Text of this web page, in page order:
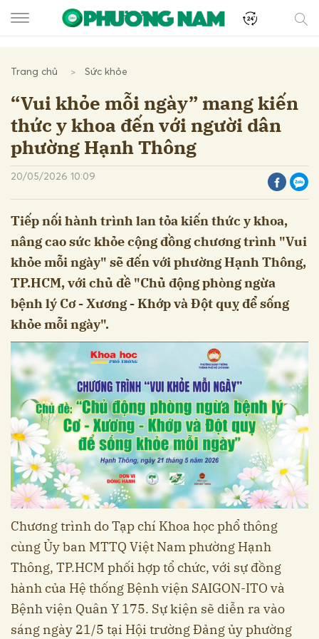
Trang chủ Sức khỏe
“Vui khỏe mỗi ngày” mang kiến
thức y khoa đến với người dân
phường Hạnh Thông
20/05/2026 10:09
Tiếp nối hành trình lan tỏa kiến thức y khoa,
nâng cao sức khỏe cộng đồng chương trình "Vui
khỏe mỗi ngày" sẽ đến với phường Hạnh Thông,
TP.HCM, với chủ đề "Chủ động phòng ngừa
bệnh lý Cơ - Xương - Khớp và Đột quỵ để sống
khỏe mỗi ngày".
Chương trình do Tạp chí Khoa học phổ thông
cùng Ủy ban MTTQ Việt Nam phường Hạnh
Thông, TP.HCM phối hợp tổ chức, với sự đồng
hành của Hệ thống Bệnh viện SAIGON-ITO và
Bệnh viện Quân Y 175. Sự kiện sẽ diễn ra vào
sáng ngày 21/5 tại Hội trường Đảng ủy phường